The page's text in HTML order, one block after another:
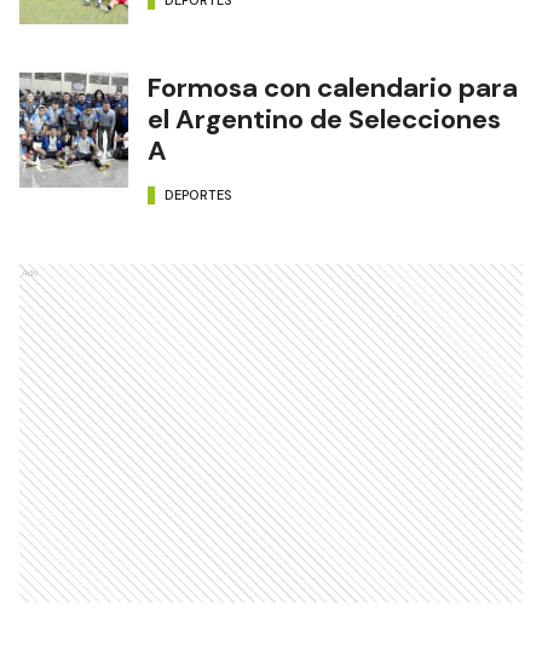
Formosa con calendario para
el Argentino de Selecciones
A
DEPORTES
Ads